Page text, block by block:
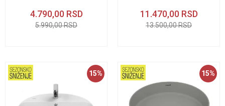
4.790,00 RSD
5.990,00RSD
11.470,00 RSD
13.500,00RSD
15% 15%